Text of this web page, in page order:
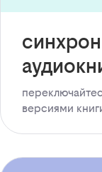
версиями